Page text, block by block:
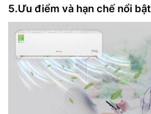
5.Ưu điểm và hạn chế nổi bật